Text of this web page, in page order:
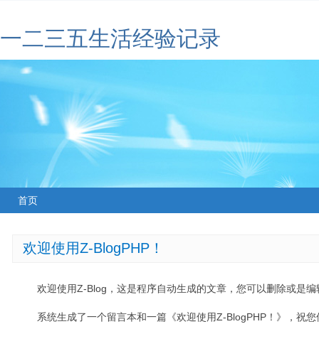
一二三五生活经验记录
首页
欢迎使用Z-BlogPHP！
欢迎使用Z-Blog，这是程序自动生成的文章，您可以删除或是编
系统生成了一个留言本和一篇《欢迎使用Z-BlogPHP！》，祝